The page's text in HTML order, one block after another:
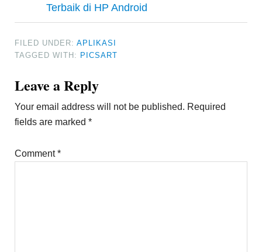
Terbaik di HP Android
FILED UNDER:APLIKASI
TAGGED WITH: PICSART
Reader
Interactions
Leave a Reply
Your email address will not be published. Required
fields are marked*
Comment*